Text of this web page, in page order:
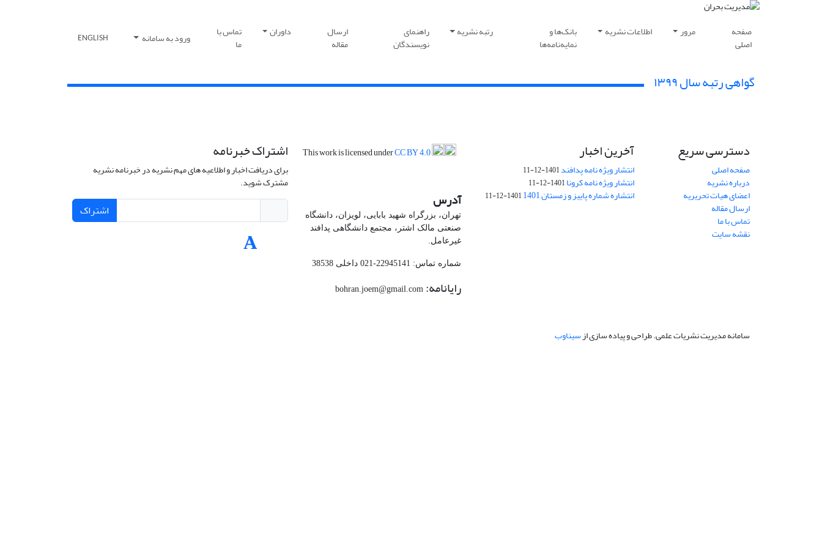
صفحه
اصلی
مرور اطلاعات نشریه بانک‌ها و
نمایه‌نامه‌ها
رتبه نشریه راهنمای
نویسندگان
ارسال
مقاله
داوران تماس با
ما ورود به سامانه ENGLISH
گواهی رتبه سال ۱۳۹۹
دسترسی سریع
صفحه اصلی
درباره نشریه
اعضای هیات تحریریه
ارسال مقاله
تماس با ما
نقشه سایت
آخرین اخبار
انتشار ویژه نامه پدافند1401-12-11
انتشار ویژه نامه کرونا1401-12-11
انتشاره شماره پاییز و زمستان 1401 1401-12-11
This work is licensed underCC BY 4.0
آدرس
تهران، بزرگراه شهید بابایی، لویزان، دانشگاه
صنعتی مالک اشتر، مجتمع دانشگاهی پدافند
غیرعامل.
شماره تماس: 22945141-021 داخلی 38538
رایانامه:
اشتراک خبرنامه
برای دریافت اخبار و اطلاعیه های مهم نشریه در خبرنامه نشریه
مشترک شوید.
اشتراک
سامانه مدیریت نشریات علمی.طراحی و پیاده سازی ازسیناوب